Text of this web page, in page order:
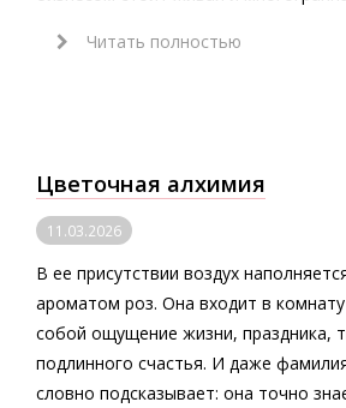
Читать полностью
Цветочная алхимия
11.03.2026
В ее присутствии воздух
ароматом роз. Она входит в
собой ощущение жизни, праздника,
подлинного счастья. И даже
словно подсказывает: она точно